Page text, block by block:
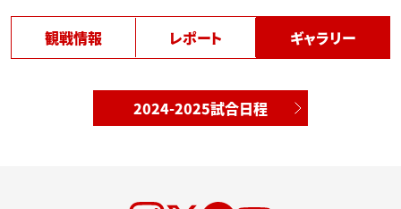
観戦情報 レポート ギャラリー
2024-2025試合日程